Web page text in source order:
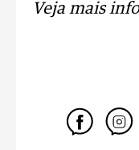
Veja mais